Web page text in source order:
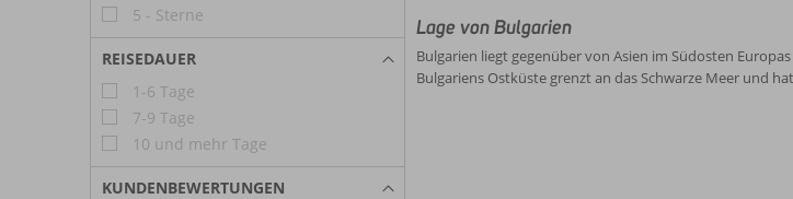
5 - Sterne
REISEDAUER
1-6 Tage
7-9 Tage
10 und mehr Tage
KUNDENBEWERTUNGEN
Lage von Bulgarien
Bulgarien liegt gegenüber von Asien im Südosten
Bulgariens Ostküste grenzt an das Schwarze Meer und